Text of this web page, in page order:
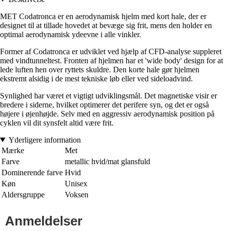
MET Codatronca er en aerodynamisk hjelm med kort hale, der er
designet til at tillade hovedet at bevæge sig frit, mens den holder en
optimal aerodynamisk ydeevne i alle vinkler.
Former af Codatronca er udviklet ved hjælp af CFD-analyse suppleret
med vindtunneltest. Fronten af hjelmen har et 'wide body' design for at
lede luften hen over ryttets skuldre. Den korte hale gør hjelmen
ekstremt alsidig i de mest tekniske løb eller ved sideloadvind.
Synlighed har været et vigtigt udviklingsmål. Det magnetiske visir er
bredere i siderne, hvilket optimerer det perifere syn, og det er også
højere i øjenhøjde. Selv med en aggressiv aerodynamisk position på
cyklen vil dit synsfelt altid være frit.
Yderligere information
Mærke
Met
Farve
metallic hvid/mat glansfuld
Dominerende farve Hvid
Køn
Unisex
Aldersgruppe
Voksen